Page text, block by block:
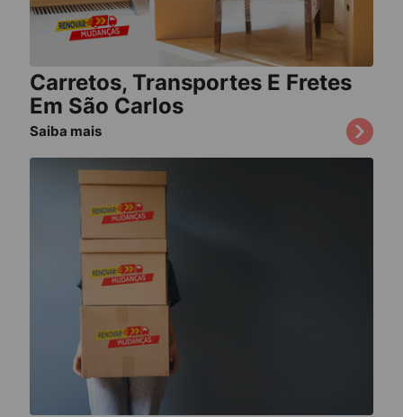
Carretos, Transportes E Fretes
Em São Carlos
Saiba mais